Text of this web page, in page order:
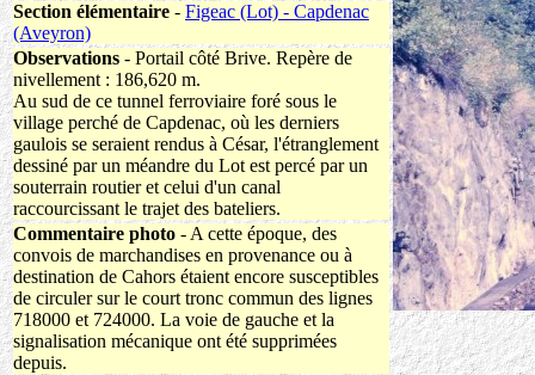
Section élémentaire - Figeac (Lot) - Capdenac
(Aveyron)
Observations - Portail côté Brive. Repère de
nivellement : 186,620 m.
Au sud de ce tunnel ferroviaire foré sous le
village perché de Capdenac, où les derniers
gaulois se seraient rendus à César, l'étranglement
dessiné par un méandre du Lot est percé par un
souterrain routier et celui d'un canal
raccourcissant le trajet des bateliers.
Commentaire photo - A cette époque, des
convois de marchandises en provenance ou à
destination de Cahors étaient encore susceptibles
de circuler sur le court tronc commun des lignes
718000 et 724000. La voie de gauche et la
signalisation mécanique ont été supprimées
depuis.